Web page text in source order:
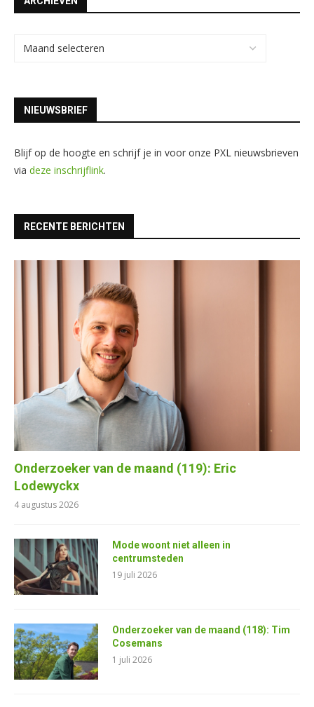
NIEUWSBRIEF
Blijf op de hoogte en schrijf je in voor onze PXL nieuwsbrieven
via deze inschrijflink.
RECENTE BERICHTEN
Onderzoeker van de maand (119): Eric
Lodewyckx
4 augustus 2026
Mode woont niet alleen in
centrumsteden
19 juli 2026
Onderzoeker van de maand (118): Tim
Cosemans
1 juli 2026